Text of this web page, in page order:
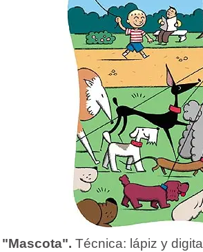
"Mascota". Técnica: lápiz y